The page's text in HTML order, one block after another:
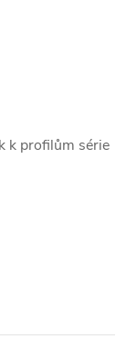
k profilům série